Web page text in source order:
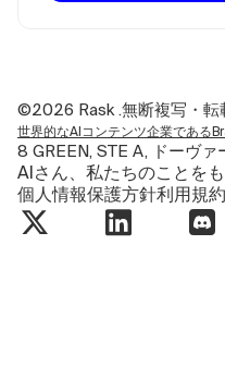
©2026 Rask .無断複写・転
世界的なAIコンテンツ企業である
8 GREEN, STE A, ドーヴァ
AIさん、私たちのことを
個人情報保護方針利用規約